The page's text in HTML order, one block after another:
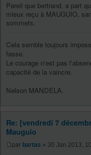
Pareil que bertrand, a part
mieux reçu à MAUGUIO,
sommets.
Cela semble toujours
fasse.
Le courage n'est pas
capacité de la vaincre.
Nelson MANDELA.
Re: [vendredi 7
Mauguio
par bartas » 30 Jan 2013,